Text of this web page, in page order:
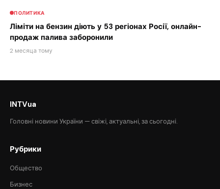
ПОЛИТИКА
Ліміти на бензин діють у 53 регіонах Росії, онлайн-
продаж палива заборонили
2 месяца тому
INTVua
Головні новини України — свіжі, актуальні, за сьогодні.
Рубрики
Общество
Бизнес